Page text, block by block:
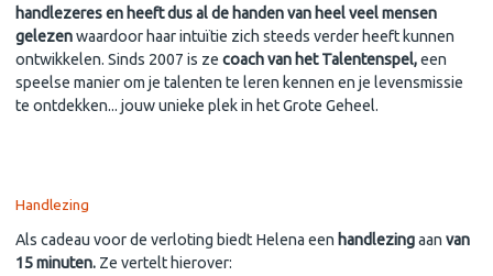
handlezeres en heeft dus al de handen van heel veel mensen
gelezenwaardoor haar intuïtie zich steeds verder heeft kunnen
ontwikkelen. Sinds 2007 is ze coach van het Talentenspel,een
speelse manier om je talenten te leren kennen en je levensmissie
te ontdekken... jouw unieke plek in het Grote Geheel.
Handlezing
Als cadeau voor de verloting biedt Helena een handlezingaan van
15 minuten. Ze vertelt hierover: